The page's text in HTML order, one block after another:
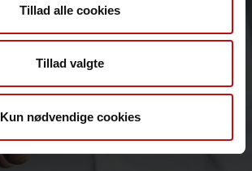
Tillad alle cookies
Tillad valgte
Kun nødvendige cookies